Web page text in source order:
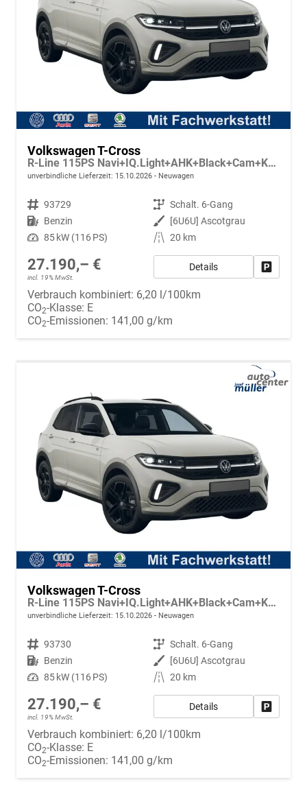
Volkswagen T-Cross
R-Line 115PS Navi+IQ.Light+AHK+Black+Cam+Keyless+GV5+Side+Climatronic
unverbindliche Lieferzeit: 15.10.2026 Neuwagen
Fahrzeugnr. 93729 Getriebe Schalt. 6-Gang
Kraftstoff Benzin Außenfarbe [6U6U] Ascotgrau
Leistung 85 kW (116 PS) Kilometerstand 20 km
27.190,– €
incl. 19% MwSt.
Details
Verbrauch kombiniert: 6,20 l/100km
CO2-Klasse: E
CO2-Emissionen: 141,00 g/km
Volkswagen T-Cross
R-Line 115PS Navi+IQ.Light+AHK+Black+Cam+Keyless+GV5+Side+Climatronic
unverbindliche Lieferzeit: 15.10.2026 Neuwagen
Fahrzeugnr. 93730 Getriebe Schalt. 6-Gang
Kraftstoff Benzin Außenfarbe [6U6U] Ascotgrau
Leistung 85 kW (116 PS) Kilometerstand 20 km
27.190,– €
incl. 19% MwSt.
Details
Verbrauch kombiniert: 6,20 l/100km
CO2-Klasse: E
CO2-Emissionen: 141,00 g/km